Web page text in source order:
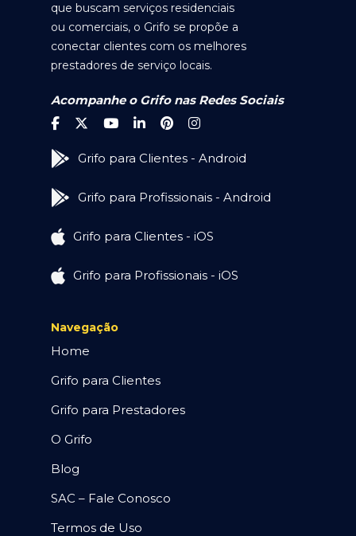
que buscam serviços residenciais
ou comerciais, o Grifo se propõe a
conectar clientes com os melhores
prestadores de serviço locais.
Acompanhe o Grifo nas Redes Sociais
Grifo para Clientes - Android
Grifo para Profissionais - Android
Grifo para Clientes - iOS
Grifo para Profissionais - iOS
Navegação
Home
Grifo para Clientes
Grifo para Prestadores
O Grifo
Blog
SAC – Fale Conosco
Termos de Uso